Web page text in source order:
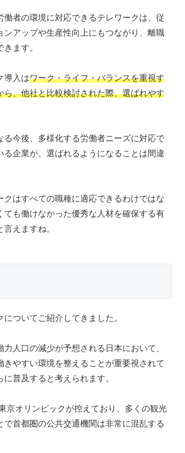
働者の環境に対応できるテレワークは、従
ンアップや生産性向上にもつながり、離職
ます。
導入はワーク・ライフ・バランスを重視す
ら、他社と比較検討された際、選ばれやす
る今後、多様化する労働者ニーズに対応で
る企業が、選ばれるようになることは間違
クはすべての職種に適応できるわけではな
ても働けなかった優秀な人材を確保する有
えますね。
ついてご紹介してきました。
人口の減少が予想される日本において、
きやすい環境を整えることが重要視されて
普及すると考えられます。
京オリンピックが控えており、多くの観光
で首都圏の公共交通機関は非常に混乱する